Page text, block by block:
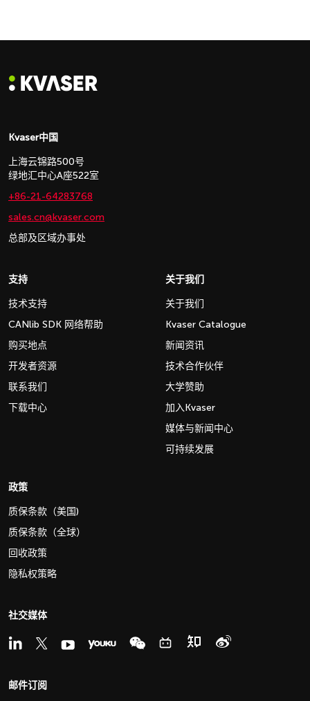
Kvaser中国
上海云锦路500号
绿地汇中心A座522室
+86-21-64283768
sales.cn@kvaser.com
总部及区域办事处
支持
技术支持
CANlib SDK 网络帮助
购买地点
开发者资源
联系我们
下载中心
关于我们
关于我们
Kvaser Catalogue
新闻资讯
技术合作伙伴
大学赞助
加入Kvaser
媒体与新闻中心
可持续发展
政策
质保条款（美国)
质保条款（全球）
回收政策
隐私权策略
社交媒体
邮件订阅